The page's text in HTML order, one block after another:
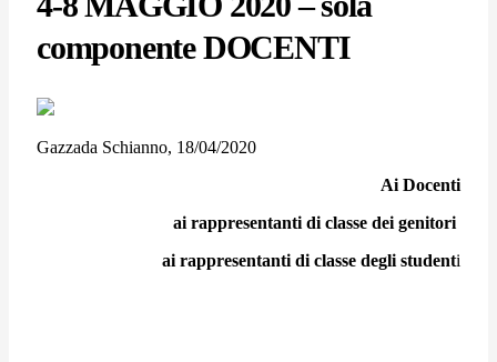
componente DOCENTI
Gazzada Schianno, 18/04/2020
Ai Docenti
ai rappresentanti di classe dei genitori
ai rappresentanti di classe degli studenti